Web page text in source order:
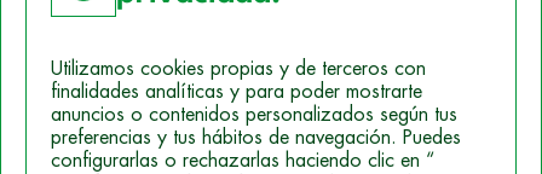
CURSOS DE ADMINISTRACIÓN
Curso de Secretariado de Dirección
Utilizamos cookies propias y de terceros con
finalidades analíticas y para poder mostrarte
anuncios o contenidos personalizados según tus
preferencias y tus hábitos de navegación. Puedes
configurarlas o rechazarlas haciendo clic en “